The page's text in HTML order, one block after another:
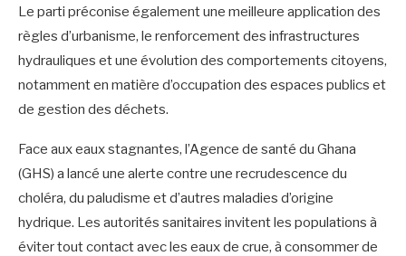
‎Le parti préconise également une meilleure application des
règles d’urbanisme, le renforcement des infrastructures
hydrauliques et une évolution des comportements citoyens,
notamment en matière d’occupation des espaces publics et
de gestion des déchets.
‎Face aux eaux stagnantes, l’Agence de santé du Ghana
(GHS) a lancé une alerte contre une recrudescence du
choléra, du paludisme et d’autres maladies d’origine
hydrique. Les autorités sanitaires invitent les populations à
éviter tout contact avec les eaux de crue, à consommer de